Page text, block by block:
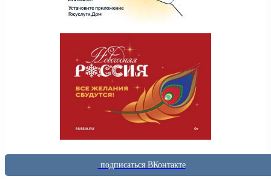
подписаться ВКонтакте